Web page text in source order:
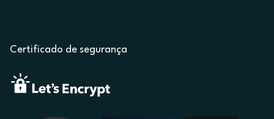
Certificado de segurança